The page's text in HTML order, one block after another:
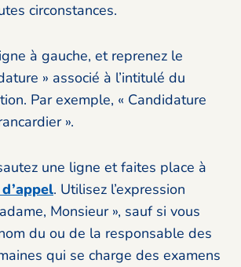
circonstances.
à gauche, et reprenez le
» associé à l’intitulé du
Par exemple, « Candidature
».
une ligne et faites place à
. Utilisez l’expression
Monsieur », sauf si vous
du ou de la responsable des
qui se charge des examens